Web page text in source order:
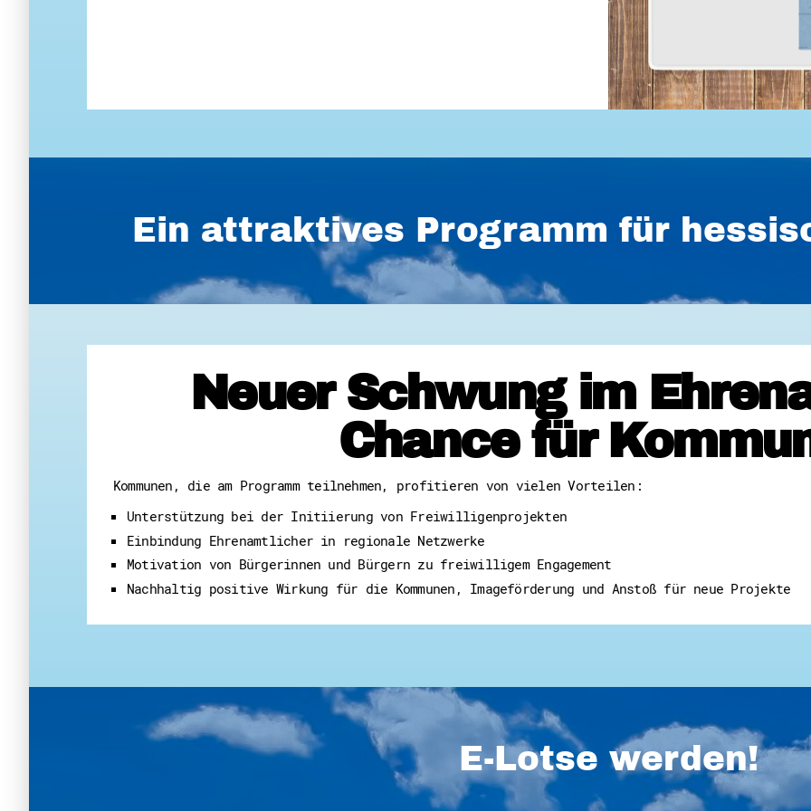
Ein attraktives Programm für
Neuer Schwung im
Chance für
Kommunen, die am Programm teilnehmen, profitieren von vielen Vorteilen:
Unterstützung bei der Initiierung von Freiwilligenprojekten
Einbindung Ehrenamtlicher in regionale Netzwerke
Motivation von Bürgerinnen und Bürgern zu freiwilligem Engagement
Nachhaltig positive Wirkung für die Kommunen, Imageförderung und Anstoß für neue Projekte
E-Lotse werden!